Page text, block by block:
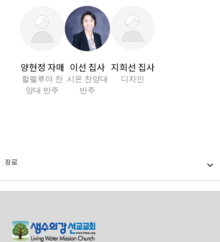
양현정 자매
할렐루야 찬
양대 반주
이선 집사
시온 찬양대
반주
지희선 집사
디자인
장로